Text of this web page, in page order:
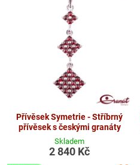
Přívěsek Symetrie - Stříbrný
přívěsek s českými granáty
Skladem
2 840 Kč